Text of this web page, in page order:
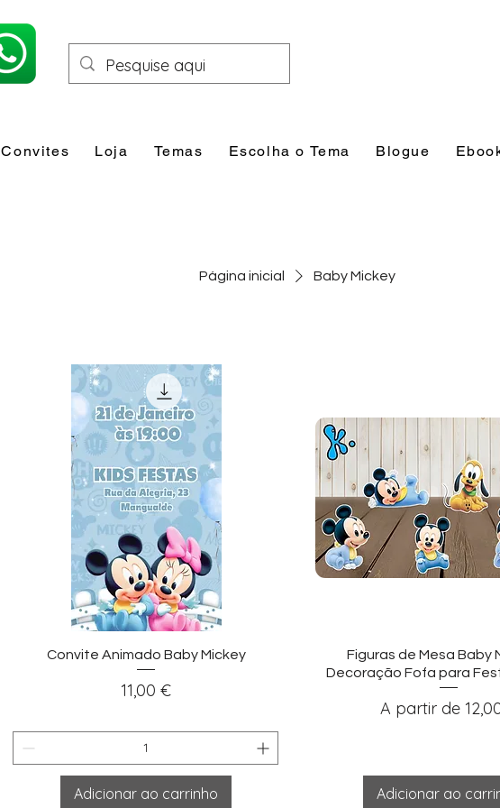
Convites Loja Temas Escolha o Tema Blogue
Página inicial Baby Mickey
Visualização rápida
Convite Animado Baby Mickey
Preço
11,00 €
Adicionar ao carrinho
Visualização
Figuras de Mesa Baby
Decoração Fofa para
A partir de
Preço
Adicionar ao